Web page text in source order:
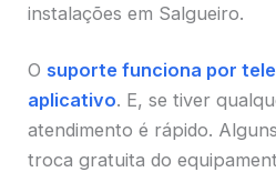
instalações em Salgueiro.
O suporte funciona por
aplicativo. E, se tiver
atendimento é rápido.
troca gratuita do